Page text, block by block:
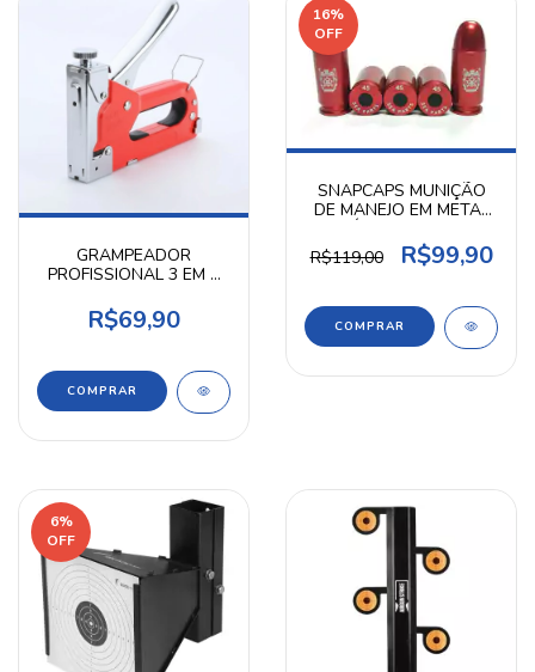
GRAMPEADOR
PROFISSIONAL 3 EM 1
E ALVOS
R$69,90
16%
OFF
SNAPCAPS MUNIÇÃO
DE MANEJO EM METAL
SEA PARTS
R$119,00 R$99,90
6%
OFF